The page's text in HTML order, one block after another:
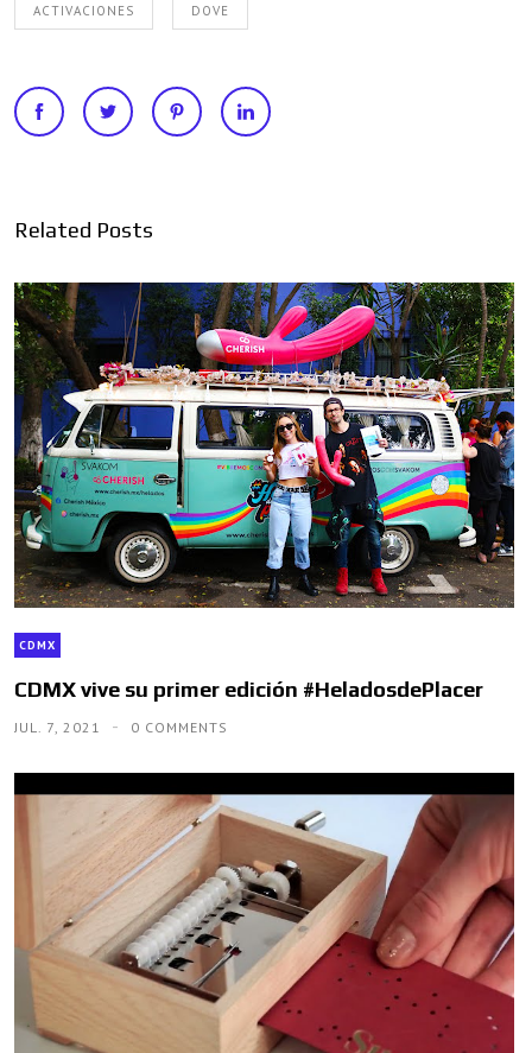
ACTIVACIONES DOVE
Related Posts
CDMX
CDMX vive su primer edición #HeladosdePlacer
JUL. 7, 2021 0 COMMENTS